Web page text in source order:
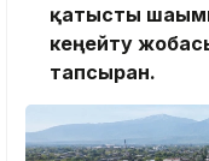
қатысты
кеңейту
тапсырған.